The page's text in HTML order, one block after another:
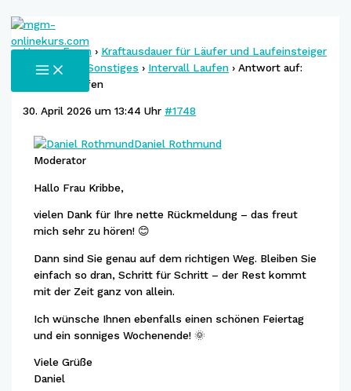
Zum
Inhalt
MAIN
MENU
Home › Foren › Kraftausdauer für Läufer und Laufeinsteiger
Onlinekurs
Sonstiges › Intervall Laufen › Antwort auf:
Intervall Laufen
30. April 2026 um 13:44 Uhr #1748
Daniel Rothmund
Moderator
Hallo Frau Kribbe,
vielen Dank für Ihre nette Rückmeldung – das freut
mich sehr zu hören! 😊
Dann sind Sie genau auf dem richtigen Weg. Bleiben Sie
einfach so dran, Schritt für Schritt – der Rest kommt
mit der Zeit ganz von allein.
Ich wünsche Ihnen ebenfalls einen schönen Feiertag
und ein sonniges Wochenende! 🌞
Viele Grüße
Daniel